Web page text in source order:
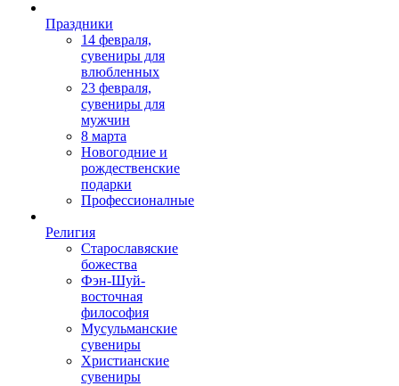
Праздники
14 февраля,
сувениры для
влюбленных
23 февраля,
сувениры для
мужчин
8 марта
Новогодние и
рождественские
подарки
Профессионалные
Религия
Старославяские
божества
Фэн-Шуй-
восточная
философия
Мусульманские
сувениры
Христианские
сувениры